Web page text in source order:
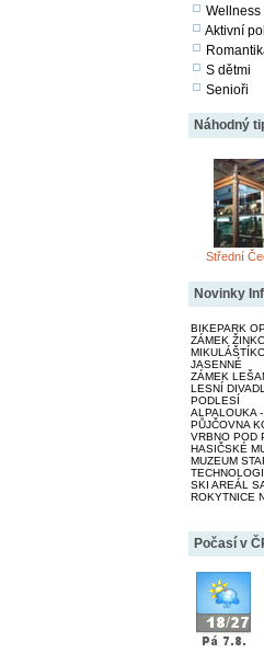
Wellness
Aktivní
S dětmi
Senioři
Náhodný
Střední
Novinky
BIKEPARK
ZÁMEK
JASENNÉ
ZÁMEK
LESNÍ
PODLESÍ
ALPALOUKA
PŮJČOVNA
VRBNO POD
HASIČSKÉ
MUZEUM
SKI AREÁL
ROKYTNICE
Počasí v